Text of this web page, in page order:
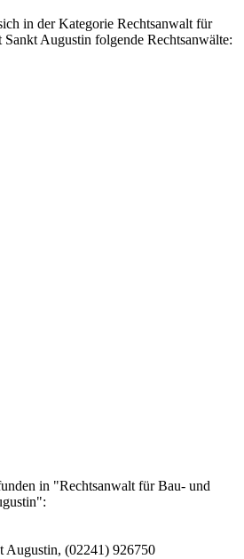
in der Kategorie Rechtsanwalt für
Augustin folgende Rechtsanwälte:
in "Rechtsanwalt für Bau- und
Augustin, (02241) 926750